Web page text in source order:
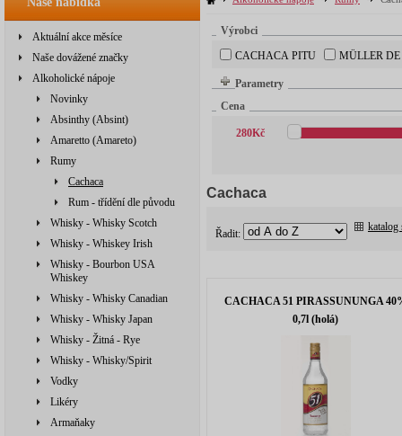
Aktuální akce měsíce
Naše dovážené značky
Alkoholické nápoje
Novinky
Absinthy (Absint)
Amaretto (Amareto)
Rumy
Cachaca
Rum - třídění dle původu
Whisky - Whisky Scotch
Whisky - Whiskey Irish
Whisky - Bourbon USA
Whiskey
Whisky - Whisky Canadian
Whisky - Whisky Japan
Whisky - Žitná - Rye
Whisky - Whisky/Spirit
Vodky
Likéry
Armaňaky
Výrobci
CACHACA PITU
MÜLLER
Parametry
Cena
280Kč
Cachaca
Řadit:
katalog
CACHACA 51 PIRASSUNUNGA
0,7l (holá)